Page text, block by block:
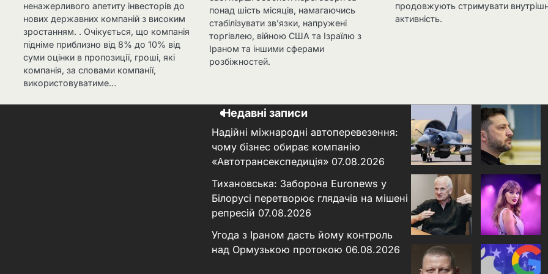
ненажерливого апетиту інвесторів до
нових державних компаній з високим
зростанням. . Очікується, що компанія
підніме приблизно від 8% до 10% від
суми оцінки в пропозиції, гроші, які
компанія, за словами компанії,
використовуватиме…
понад шість місяців, намагаючись
стабілізувати зв’язки, напружені
торгівлею, війною США та Ізраїлю з
Іраном та іншими сферами
розбіжностей.
продовжують стримувати
активність.
Недавні записи
Надійні міжнародні автоперевезення:
чому бізнес обирає компанію
«Автотрансекспедиція» 07.08.2026
Тихановська: Заборона Euronews у
Білорусі перетворює глядачів на мішені
репресій 07.08.2026
Угода з Іраном дасть йому контроль
над Ормузькою протокою 06.08.2026